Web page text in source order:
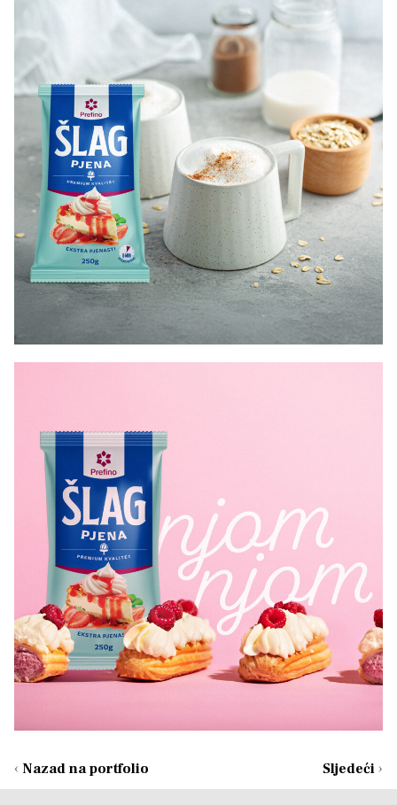
‹ Nazad na portfolio Sljedeći ›